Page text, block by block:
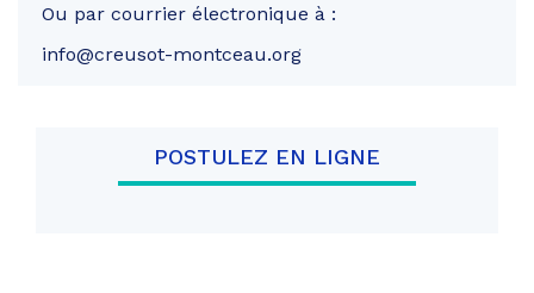
Ou par courrier électronique à :
info@creusot-montceau.org
POSTULEZ EN LIGNE